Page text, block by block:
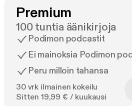
Premium
100 tuntia äänikirjoja
Podimon podcastit
Ei mainoksia Podimon
Peru milloin tahansa
30 vrk ilmainen kokeilu
Sitten 19,99 € / kuukausi